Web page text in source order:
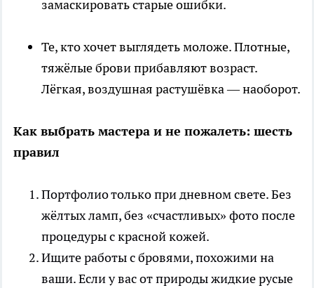
замаскировать старые ошибки.
Те, кто хочет выглядеть моложе. Плотные,
тяжёлые брови прибавляют возраст.
Лёгкая, воздушная растушёвка — наоборот.
Как выбрать мастера и не пожалеть: шесть
правил
Портфолио только при дневном свете. Без
жёлтых ламп, без «счастливых» фото после
процедуры с красной кожей.
Ищите работы с бровями, похожими на
ваши. Если у вас от природы жидкие русые